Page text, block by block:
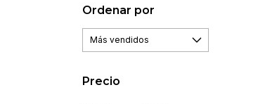
Ordenar por
Precio